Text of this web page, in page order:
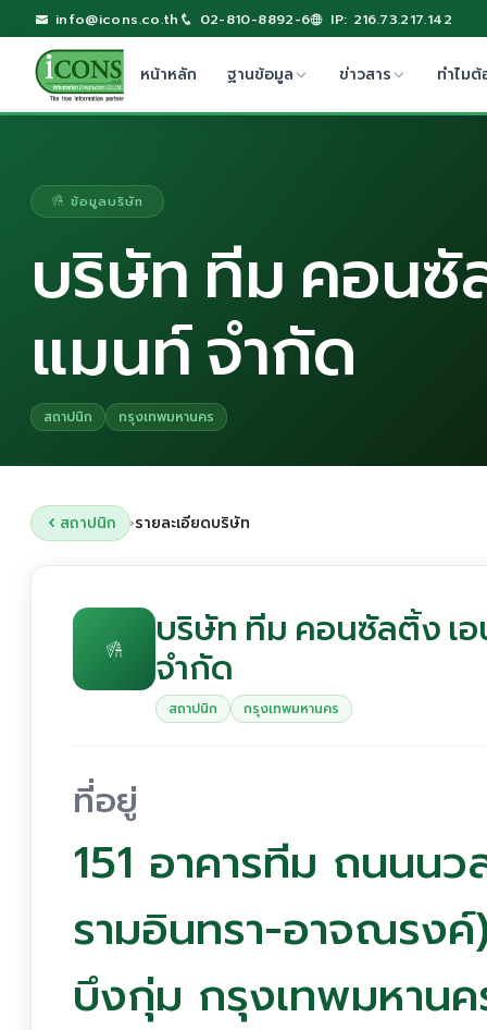
info@icons.co.th 02-810-8892-6 IP: 216.73.217.142
หน้าหลัก ฐานข้อมูล ข่าวสาร ทำไมต้
ข้อมูลบริษัท
บริษัท ทีม คอนซั
แมนท์ จำกัด
สถาปนิก กรุงเทพมหานคร
สถาปนิก ›รายละเอียดบริษัท
บริษัท ทีม คอนซัลติ้ง เ
จำกัด
สถาปนิก กรุงเทพมหานคร
ที่อยู่
151 อาคารทีม ถนนน
รามอินทรา-อาจณรง
บึงกุ่ม กรุงเทพมหาน